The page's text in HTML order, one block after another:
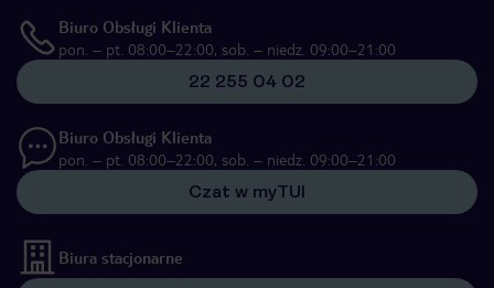
Biuro Obsługi Klienta
pon. – pt. 08:00–22:00, sob. – niedz. 09:00–21:00
22 255 04 02
Biuro Obsługi Klienta
pon. – pt. 08:00–22:00, sob. – niedz. 09:00–21:00
Czat w myTUI
Biura stacjonarne